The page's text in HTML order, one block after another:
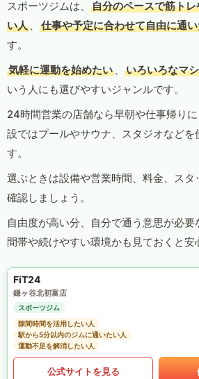
スポーツジムは、
自分のペースで筋ト
い人 、 仕事や予定に合わせて自由に通
す。
気軽に運動を始めたい 、 いろいろなマ
いう人にも選びやすいジャンルです。
24時間営業の店舗なら早朝や仕事帰り
設ではプールやサウナ、スタジオなどを
す。
選ぶときは設備や営業時間、料金、スタ
確認しましょう。
自由度が高い分、自分で通う意思が必
間帯や続けやすい環境かも見ておくと安
FiT24
鎌ヶ谷北初富店
スポーツジム
隙間時間を活用したい人
駅から5分以内のジムに通いたい人
運動不足を解消したい人
公式サイトを見る